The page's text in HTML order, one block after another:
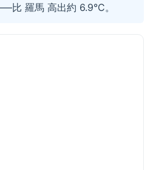
比 羅馬 高出約 6.9°C。